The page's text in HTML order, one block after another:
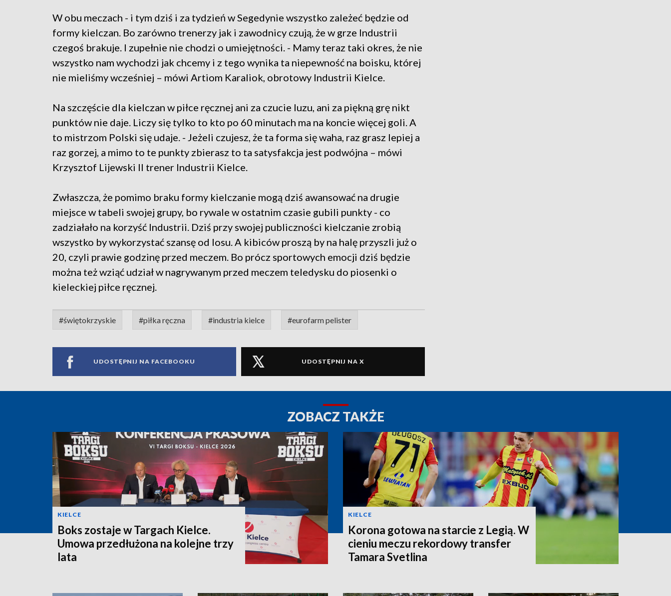
W obu meczach - i tym dziś i za tydzień w Segedynie wszystko zależeć będzie od
formy kielczan. Bo zarówno trenerzy jak i zawodnicy czują, że w grze Industrii
czegoś brakuje. I zupełnie nie chodzi o umiejętności. - Mamy teraz taki okres, że nie
wszystko nam wychodzi jak chcemy i z tego wynika ta niepewność na boisku, której
nie mieliśmy wcześniej – mówi Artiom Karaliok, obrotowy Industrii Kielce.
Na szczęście dla kielczan w piłce ręcznej ani za czucie luzu, ani za piękną grę nikt
punktów nie daje. Liczy się tylko to kto po 60 minutach ma na koncie więcej goli. A
to mistrzom Polski się udaje. - Jeżeli czujesz, że ta forma się waha, raz grasz lepiej a
raz gorzej, a mimo to te punkty zbierasz to ta satysfakcja jest podwójna – mówi
Krzysztof Lijewski II trener Industrii Kielce.
Zwłaszcza, że pomimo braku formy kielczanie mogą dziś awansować na drugie
miejsce w tabeli swojej grupy, bo rywale w ostatnim czasie gubili punkty - co
zadziałało na korzyść Industrii. Dziś przy swojej publiczności kielczanie zrobią
wszystko by wykorzystać szansę od losu. A kibiców proszą by na halę przyszli już o
20, czyli prawie godzinę przed meczem. Bo prócz sportowych emocji dziś będzie
można też wziąć udział w nagrywanym przed meczem teledysku do piosenki o
kieleckiej piłce ręcznej.
#świętokrzyskie #piłka ręczna #industria kielce #eurofarm pelister
UDOSTĘPNIJ NA FACEBOOKU UDOSTĘPNIJ NA X
ZOBACZ TAKŻE
KIELCE
Boks zostaje w Targach Kielce.
Umowa przedłużona na kolejne trzy
lata
KIELCE
Korona gotowa na starcie z Legią. W
cieniu meczu rekordowy transfer
Tamara Svetlina